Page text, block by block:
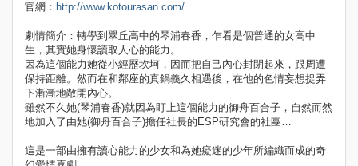
官網： http://www.kotourasan.com/
劇情簡介：轉學到翠丘高中的琴浦春香，乍看是個普通的女高中
生，其實她身懷讀取人心的能力。
因為這個能力她從小經歷坎坷，因而把自己內心封閉起來，跟周遭
保持距離。然而在和鄰座的真鍋義久相遇後，在他的色情妄想捉弄
下漸漸地敞開內心。
雖然不久她(琴浦春香)就因為盯上這個能力的御舟百合子，自然而然
地加入了由她(御舟百合子)擔任社長的ESP研究會的社團…
這是一部由擁有讀心能力的少女和為她癡迷的少年所編織而成的奇